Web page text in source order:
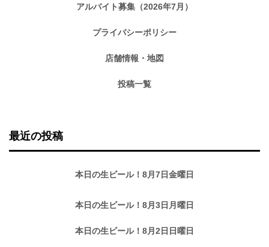
アルバイト募集（2026年7月）
プライバシーポリシー
店舗情報・地図
投稿一覧
最近の投稿
本日の生ビール！8月7日金曜日
本日の生ビール！8月3日月曜日
本日の生ビール！8月2日日曜日